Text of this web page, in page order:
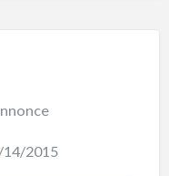
14/2015